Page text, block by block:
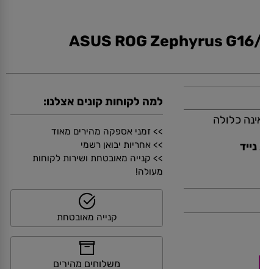
ASUS ROG Zephyrus
למה לקוחות קונים אצלנו:
>> זמני אספקה מהירים מאוד
>> אחריות יבואן רשמי
>> קנייה מאובטחת ושירות לקוחות